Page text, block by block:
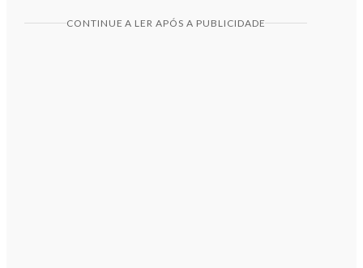
CONTINUE A LER APÓS A PUBLICIDADE